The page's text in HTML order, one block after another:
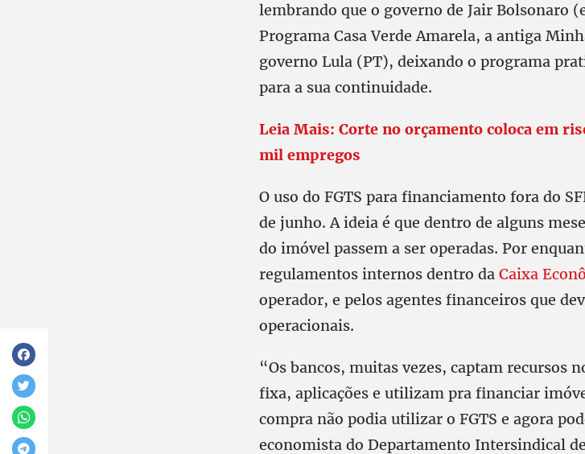
lembrando que o governo de Jair Bolsonaro
Programa Casa Verde Amarela, a antiga
governo Lula (PT), deixando o programa
para a sua continuidade.
Leia Mais: Corte no orçamento coloca em
mil empregos
O uso do FGTS para financiamento fora do
de junho. A ideia é que dentro de alguns
do imóvel passem a ser operadas. Por
regulamentos internos dentro da Caixa
operador, e pelos agentes financeiros que
operacionais.
“Os bancos, muitas vezes, captam recursos
fixa, aplicações e utilizam pra financiar
compra não podia utilizar o FGTS e agora
economista do Departamento Intersindical